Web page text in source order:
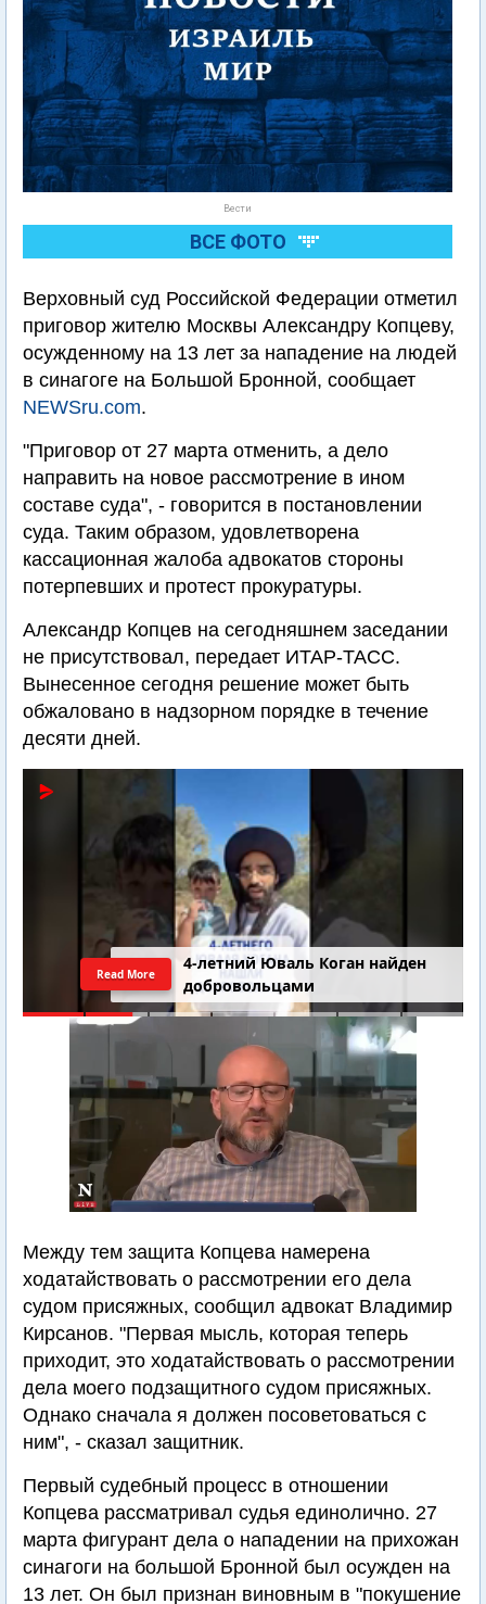
Вести
ВСЕ ФОТО
Верховный суд Российской Федерации отметил
приговор жителю Москвы Александру Копцеву,
осужденному на 13 лет за нападение на людей
в синагоге на Большой Бронной, сообщает
NEWSru.com.
"Приговор от 27 марта отменить, а дело
направить на новое рассмотрение в ином
составе суда", - говорится в постановлении
суда. Таким образом, удовлетворена
кассационная жалоба адвокатов стороны
потерпевших и протест прокуратуры.
Александр Копцев на сегодняшнем заседании
не присутствовал, передает ИТАР-ТАСС.
Вынесенное сегодня решение может быть
обжаловано в надзорном порядке в течение
десяти дней.
4-летний Юваль Коган найден
добровольцами
Read More
Между тем защита Копцева намерена
ходатайствовать о рассмотрении его дела
судом присяжных, сообщил адвокат Владимир
Кирсанов. "Первая мысль, которая теперь
приходит, это ходатайствовать о рассмотрении
дела моего подзащитного судом присяжных.
Однако сначала я должен посоветоваться с
ним", - сказал защитник.
Первый судебный процесс в отношении
Копцева рассматривал судья единолично. 27
марта фигурант дела о нападении на прихожан
синагоги на большой Бронной был осужден на
13 лет. Он был признан виновным в "покушение